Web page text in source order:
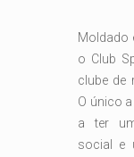
Moldado
o Club
clube de
O único
a ter
social e